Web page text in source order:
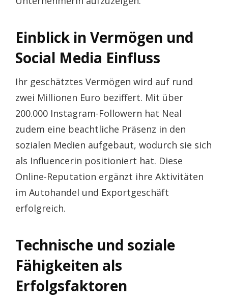
Einblick in Vermögen und
Social Media Einfluss
Ihr geschätztes Vermögen wird auf rund
zwei Millionen Euro beziffert. Mit über
200.000 Instagram-Followern hat Neal
zudem eine beachtliche Präsenz in den
sozialen Medien aufgebaut, wodurch sie sich
als Influencerin positioniert hat. Diese
Online-Reputation ergänzt ihre Aktivitäten
im Autohandel und Exportgeschäft
erfolgreich.
Technische und soziale
Fähigkeiten als
Erfolgsfaktoren